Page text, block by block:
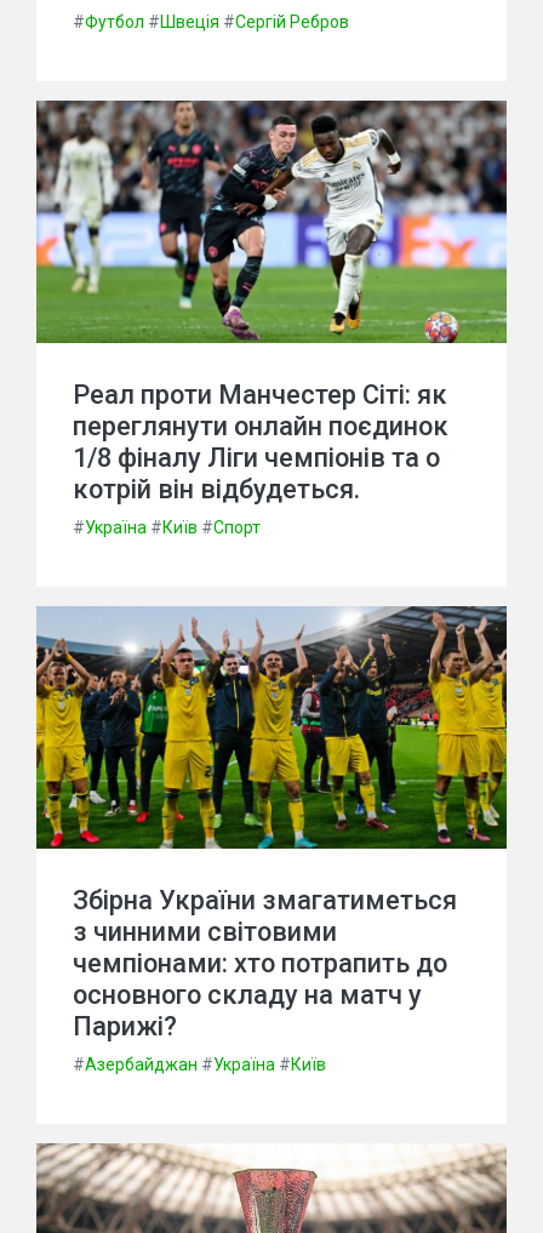
#Футбол #Швеція #Сергій Ребров
Реал проти Манчестер Сіті: як
переглянути онлайн поєдинок
1/8 фіналу Ліги чемпіонів та о
котрій він відбудеться.
#Україна #Київ #Спорт
Збірна України змагатиметься
з чинними світовими
чемпіонами: хто потрапить до
основного складу на матч у
Парижі?
#Азербайджан #Україна #Київ